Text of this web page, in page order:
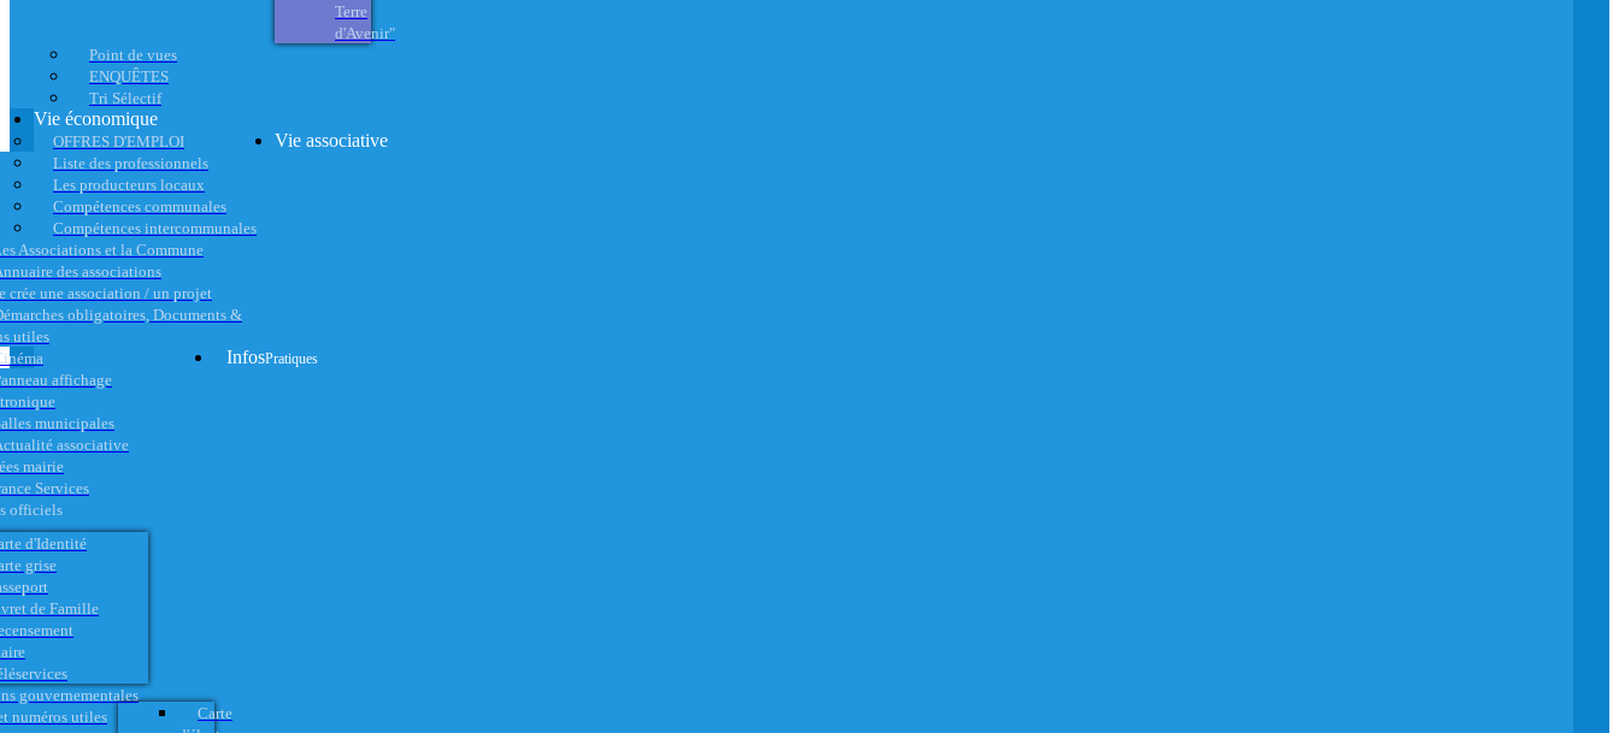
Terre
d'Avenir"
Point de vues
ENQUÊTES
Tri Sélectif
Vie économique
OFFRES D'EMPLOI
Liste des professionnels
Les producteurs locaux
Compétences communales
Compétences intercommunales
Vie associative
Associations et la Commune
des associations
crée une association / un projet
obligatoires, Documents &
utiles
affichage
municipales
associative
InfosPratiques
mairie
Services
officiels
d'Identité
grise
de Famille
gouvernementales
numéros utiles
Carte